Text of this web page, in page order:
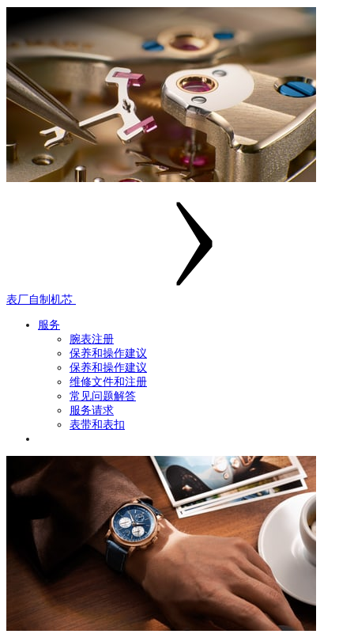
表厂自制机芯
服务
腕表注册
保养和操作建议
保养和操作建议
维修文件和注册
常见问题解答
服务请求
表带和表扣